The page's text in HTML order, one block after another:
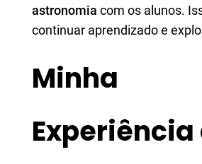
astronomia com os alunos.
continuar aprendizado e
Minha